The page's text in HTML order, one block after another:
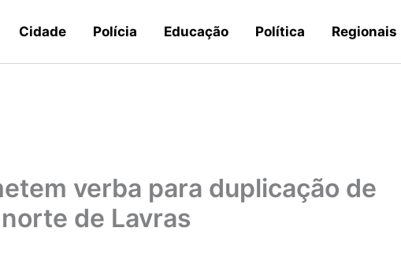
Cidade Polícia Educação Política Regionais
verba para duplicação de
de Lavras